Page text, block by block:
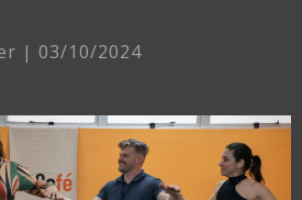
03/10/2024